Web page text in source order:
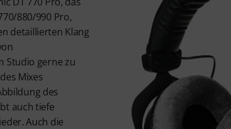
880/990 Pro,
detaillierten Klang
Studio gerne zu
Mixes
des
auch tiefe
Auch die